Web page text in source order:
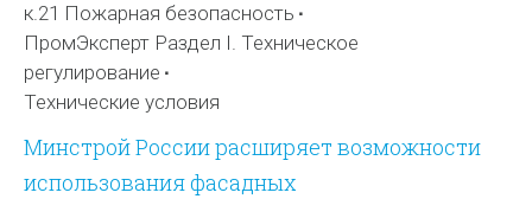
к.21 Пожарная безопасность
ПромЭксперт Раздел I. Техническое
регулирование
Технические условия
Минстрой России расширяет возможности
использования фасадных